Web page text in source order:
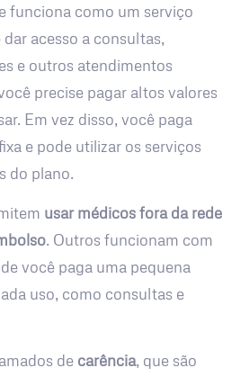
funciona como um serviço
acesso a consultas,
e outros atendimentos
precise pagar altos valores
Em vez disso, você paga
e pode utilizar os serviços
do plano.
usar médicos fora da rede
. Outros funcionam com
você paga uma pequena
uso, como consultas e
de carência, que são